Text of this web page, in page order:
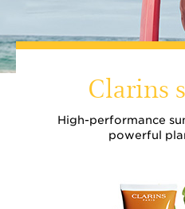
Clarins
High-performance
powerful